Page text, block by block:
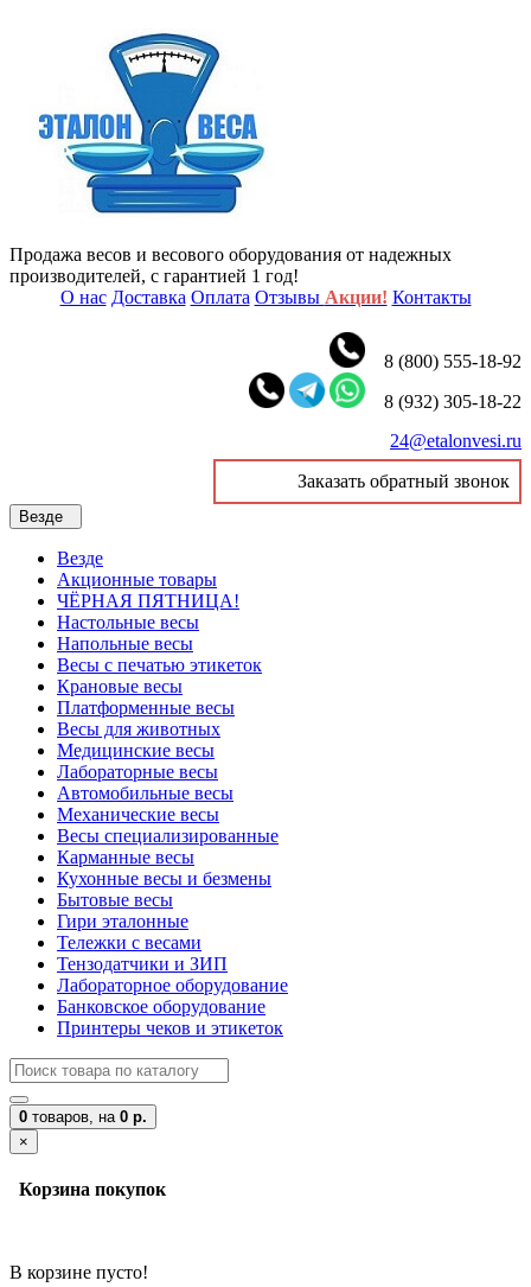
Продажа весов и весового оборудования от надежных
производителей, с гарантией 1 год!
О нас Доставка Оплата Отзывы Акции! Контакты
8 (800) 555-18-92
8 (932) 305-18-22
24@etalonvesi.ru
Заказать обратный звонок
Везде
Везде
Акционные товары
ЧЁРНАЯ ПЯТНИЦА!
Настольные весы
Напольные весы
Весы с печатью этикеток
Крановые весы
Платформенные весы
Весы для животных
Медицинские весы
Лабораторные весы
Автомобильные весы
Механические весы
Весы специализированные
Карманные весы
Кухонные весы и безмены
Бытовые весы
Гири эталонные
Тележки с весами
Тензодатчики и ЗИП
Лабораторное оборудование
Банковское оборудование
Принтеры чеков и этикеток
0 товаров, на 0 р.
×
Корзина покупок
В корзине пусто!